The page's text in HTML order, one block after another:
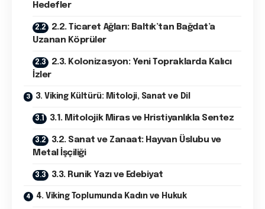
Hedefler
2.2. Ticaret Ağları: Baltık’tan Bağdat’a
Uzanan Köprüler
2.3. Kolonizasyon: Yeni Topraklarda Kalıcı
İzler
3. Viking Kültürü: Mitoloji, Sanat ve Dil
3.1. Mitolojik Miras ve Hristiyanlıkla Sentez
3.2. Sanat ve Zanaat: Hayvan Üslubu ve
Metal İşçiliği
3.3. Runik Yazı ve Edebiyat
4. Viking Toplumunda Kadın ve Hukuk